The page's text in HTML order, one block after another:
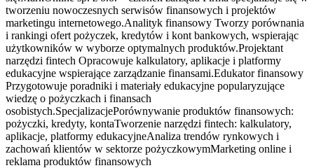
tworzeniu nowoczesnych serwisów finansowych i projektów
marketingu internetowego.Analityk finansowy Tworzy porównania
i rankingi ofert pożyczek, kredytów i kont bankowych, wspierając
użytkowników w wyborze optymalnych produktów.Projektant
narzędzi fintech Opracowuje kalkulatory, aplikacje i platformy
edukacyjne wspierające zarządzanie finansami.Edukator finansowy
Przygotowuje poradniki i materiały edukacyjne popularyzujące
wiedzę o pożyczkach i finansach
osobistych.SpecjalizacjePorównywanie produktów finansowych:
pożyczki, kredyty, kontaTworzenie narzędzi fintech: kalkulatory,
aplikacje, platformy edukacyjneAnaliza trendów rynkowych i
zachowań klientów w sektorze pożyczkowymMarketing online i
reklama produktów finansowych